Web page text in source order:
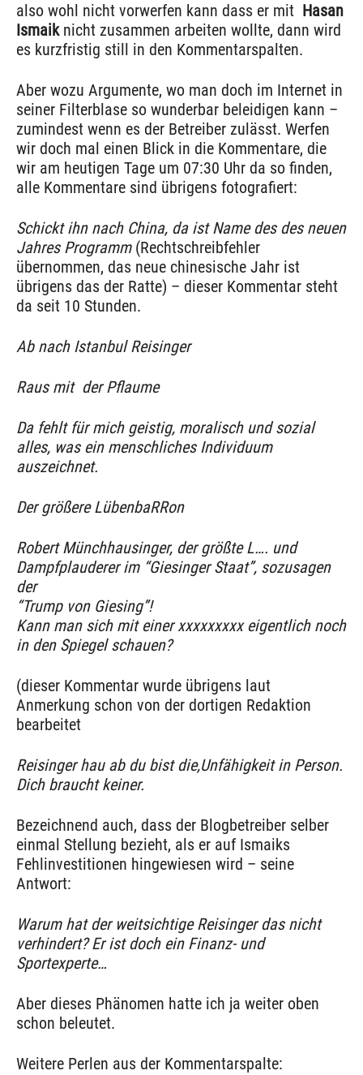
also wohl nicht vorwerfen kann dass er mit Hasan
Ismaiknicht zusammen arbeiten wollte, dann wird
es kurzfristig still in den Kommentarspalten.
Aber wozu Argumente, wo man doch im Internet in
seiner Filterblase so wunderbar beleidigen kann –
zumindest wenn es der Betreiber zulässt. Werfen
wir doch mal einen Blick in die Kommentare, die
wir am heutigen Tage um 07:30 Uhr da so finden,
alle Kommentare sind übrigens fotografiert:
Schickt ihn nach China, da ist Name des des neuen
Jahres Programm(Rechtschreibfehler
übernommen, das neue chinesische Jahr ist
übrigens das der Ratte) – dieser Kommentar steht
da seit 10 Stunden.
Ab nach Istanbul Reisinger
Raus mit der Pflaume
Da fehlt für mich geistig, moralisch und sozial
alles, was ein menschliches Individuum
auszeichnet.
Der größere LübenbaRRon
Robert Münchhausinger, der größte L…. und
Dampfplauderer im “Giesinger Staat”, sozusagen
der
“Trump von Giesing”!
Kann man sich mit einer xxxxxxxxx eigentlich noch
in den Spiegel schauen?
(dieser Kommentar wurde übrigens laut
Anmerkung schon von der dortigen Redaktion
bearbeitet
Reisinger hau ab du bist die,Unfähigkeit in Person.
Dich braucht keiner.
Bezeichnend auch, dass der Blogbetreiber selber
einmal Stellung bezieht, als er auf Ismaiks
Fehlinvestitionen hingewiesen wird – seine
Antwort:
Warum hat der weitsichtige Reisinger das nicht
verhindert? Er ist doch ein Finanz- und
Sportexperte…
Aber dieses Phänomen hatte ich ja weiter oben
schon beleutet.
Weitere Perlen aus der Kommentarspalte: